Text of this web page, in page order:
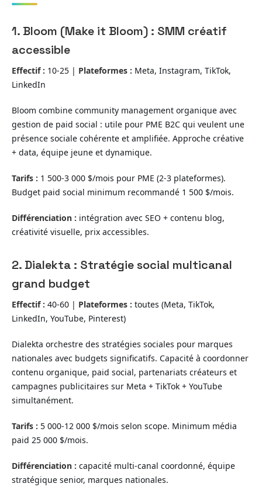
1. Bloom (Make it Bloom) : SMM créatif
accessible
Effectif : 10-25 | Plateformes : Meta, Instagram, TikTok,
LinkedIn
Bloom combine community management organique avec
gestion de paid social : utile pour PME B2C qui veulent une
présence sociale cohérente et amplifiée. Approche créative
+ data, équipe jeune et dynamique.
Tarifs : 1 500-3 000 $/mois pour PME (2-3 plateformes).
Budget paid social minimum recommandé 1 500 $/mois.
Différenciation : intégration avec SEO + contenu blog,
créativité visuelle, prix accessibles.
2. Dialekta : Stratégie social multicanal
grand budget
Effectif : 40-60 | Plateformes : toutes (Meta, TikTok,
LinkedIn, YouTube, Pinterest)
Dialekta orchestre des stratégies sociales pour marques
nationales avec budgets significatifs. Capacité à coordonner
contenu organique, paid social, partenariats créateurs et
campagnes publicitaires sur Meta + TikTok + YouTube
simultanément.
Tarifs : 5 000-12 000 $/mois selon scope. Minimum média
paid 25 000 $/mois.
Différenciation : capacité multi-canal coordonné, équipe
stratégique senior, marques nationales.